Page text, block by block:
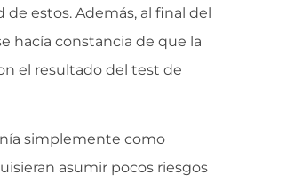
estos. Además, al final del
hacía constancia de que la
el resultado del test de
simplemente como
asumir pocos riesgos